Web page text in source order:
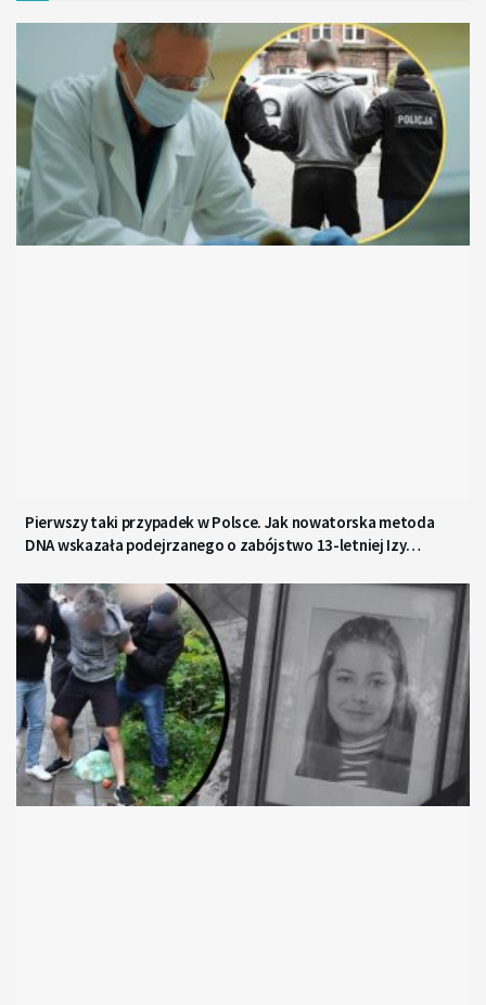
Pierwszy taki przypadek w Polsce. Jak nowatorska metoda
DNA wskazała podejrzanego o zabójstwo 13-letniej Izy